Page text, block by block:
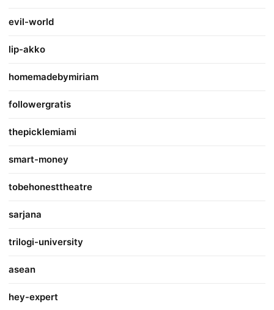
evil-world
lip-akko
homemadebymiriam
followergratis
thepicklemiami
smart-money
tobehonesttheatre
sarjana
trilogi-university
asean
hey-expert